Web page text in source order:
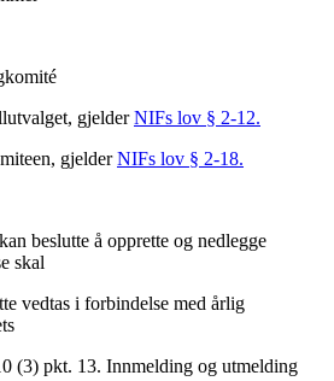
gjelderNIFs lov § 2-12.
gjelderNIFs lov § 2-18.
beslutte å opprette og nedlegge
skal
vedtas i forbindelse med årlig
(3) pkt. 13. Innmelding og utmelding